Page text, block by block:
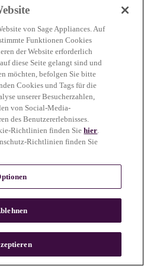
von Sage Appliances. Auf
Funktionen Cookies
der Website erforderlich
diese Seite gelangt sind und
möchten, befolgen Sie bitte
Cookies und Tags für die
unserer Besucherzahlen,
von Social-Media-
des Benutzererlebnisses.
Richtlinien finden Siehier.
Richtlinien finden Sie